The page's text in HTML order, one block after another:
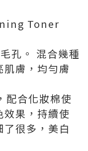
Toner
孔。 混合幾種
膚，均勻膚
配合化妝棉使
效果，持續使
很多，美白